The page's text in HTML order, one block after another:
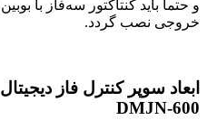
خروجی نصب گردد.
DMJN-600